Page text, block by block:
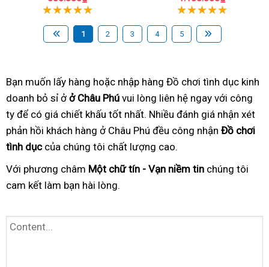
1 2 3 4 5
Bạn muốn lấy hàng hoặc nhập hàng Đồ chơi tình dục kinh
doanh bỏ sỉ ở ở Châu Phú vui lòng liên hệ ngay với công
ty để có giá chiết khấu tốt nhất. Nhiều đánh giá nhận xét
phản hồi khách hàng ở Châu Phú đều công nhận Đồ chơi
tình dụccủa chúng tôi chất lượng cao.
Với phương châm Một chữ tín - Vạn niềm tin chúng tôi
cam kết làm bạn hài lòng.